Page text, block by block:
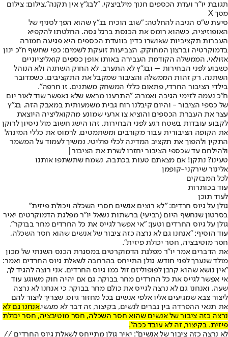
תגובת יו"ר ועדת הכספים חנוך מילביצקי. "לבג"ץ אין תקנה",צילום: צילום
מסך X
סיעת ש״ס הגיבה להחלטה: "שוב הוכיח בג״ץ שהוא הפך לסניף של
האופוזיציה, כשהוא רומס את הכנסת ברגל גסה. החלטתו להקפיא
העברות תקציביות שאושרו כדין בוועדת הכספים היא פגיעה חמורה
בדמוקרטיה וברצון המחוקק. הצביעות זועקת לשמים: כפי שחשף ח״כ ינון
אזולאי, הממשלה הקודמת העבירה באותו אופן כספים קואליציוניים
כשבוע לפני הבחירות – ובג״ץ לא התערב. לא החוק השתנה ולא הנוהל
השתנה. רק זהות הממשלה והציבור שמקבל את התקציבים. כשמדובר
בילדי הציבור החרדי, פתאום כללי המשחק משתנים. זו חרפה".
ח"כ נעמה לזימי הגיבה ואמרה: "התרענו מראש שלא נאפשר שוד לאור יום
של כספי הציבור - והיום קיבלנו רוח גבית משמעותית במאבק הזה. בג"ץ
עצר את העברת הכספים והוציא צו ארעי שמונע מהקואליציה היוצאת
לקבוע עובדות בשטח רגע לפני הבחירות. זהו הישג חשוב מול ניסיון לרוקן
את הקופה הציבורית עבור מקורבים ומשתמטים, לרמוס את כללי המינהל
התקין ולהפוך את תקציב המדינה לכלי פוליטי. נמשיך לעמוד על המשמר
ולהילחם עד שכספי הציבור יחזרו לשרת את הציבור|
טעינו? נתקן! אם מצאתם טעות בכתבה, נשמח שתשתפו אותנו
אלינור שירקני-קופמן
לכל המבזקים
עוד בכותרות
לעוד תוכן
גולן על גיוס חרדים: "לא רוצים אנשים חסרי השכלה ויכולת פיזית"
בסרטון שנחשף היום (רביעי) ברשתות נשאל יו"ר מפלגת הדמוקרטים יאיר
גולן על גיוס החרדים וטען: "אי אפשר לגייס את כל החרדים מחר בבוקר".
עוד הוסיף: "אנחנו גם לא נרצה כזה ציבור של אנשים שהוא חסר השכלה,
חסר מוטיבציה, חסר יכולת פיזית".
את הדברים אמר יו"ר מפלגת הדמוקרטים במסגרת הכנס השנתי של מכון
מולד שנערך לפני חודש. גולן התייחס בהרחבה לשאלת גיוס החרדים ואמר:
"אין נושא שהוא קרבן לפופוליזם זול כמו גיוס החרדים. אני רוצה להגיד לך,
אי אפשר לגייס את כל החרדים מחר בבוקר, גם אם יהיה חוק משוגע עוד
שעה. ואנחנו גם לא נרצה לגייס את כולם מחר בבוקר, כי אנחנו לא נרצה
ליצור צבא שמגיעים אליו אלפי אנשים בכל מחזור גיוס, שצריך ליצור להם
את תנאי ההפרדה בין גברים לנשים, בקיצור, זה דבר לא מעשי.אנחנו גם לא
נרצה כזה ציבור של אנשים שהוא חסר השכלה, חסר מוטיבציה, חסר יכולת
פיזית. בקיצור, זה לא עובד ככה".
לא נרצה כזה ציבור של אנשים": יאיר גולן מתייחס לשאלת גיוס החרדים //